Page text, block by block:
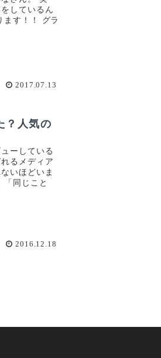
しているん
ます！！ グラ
2017.07.13
？人気の
ーしている
るメディア
いほどいま
同じこと
2016.12.18